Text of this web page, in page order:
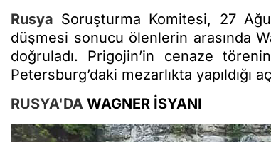
Rusya Soruşturma Komitesi, 27
düşmesi sonucu ölenlerin arasında
doğruladı. Prigojin’in cenaze
Petersburg’daki mezarlıkta yapıldığı
RUSYA'DA WAGNER İSYANI